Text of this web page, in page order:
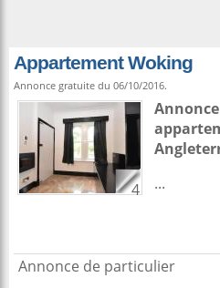
Appartement Woking
Annonce gratuite du 06/10/2016.
4
...
Annonce de particulier